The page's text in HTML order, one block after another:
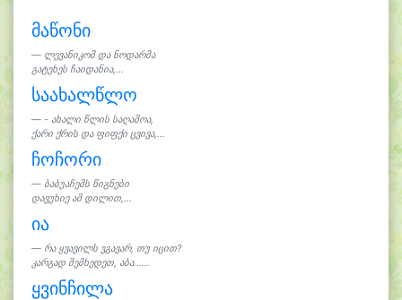
მაწონი
ლევანიკომ და ნოდარმა
გატეხეს ჩაიდანია,...
საახალწლო
- ახალი წლის საღამოა,
ქარი ქრის და ფიფქი ცვივა,...
ჩოჩორი
ბაბუაჩემს წიგნები
დავუხიე ამ დილით,...
ია
რა ყვავილს ვგავარ, თუ იცით?
კარგად შემხედეთ, აბა......
ყვინჩილა